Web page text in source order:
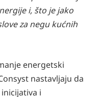
i, što je jako
za negu kućnih
energetski
nastavljaju da
i